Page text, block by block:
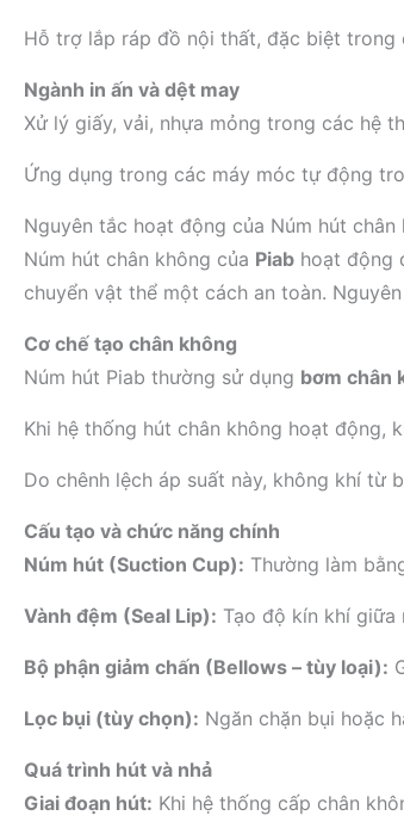
Hỗ trợ lắp ráp đồ nội thất, đặc biệt trong
Ngành in ấn và dệt may
Xử lý giấy, vải, nhựa mỏng trong các hệ
Ứng dụng trong các máy móc tự động
Nguyên tắc hoạt động của Núm hút chân
Núm hút chân không của Piab hoạt động
chuyển vật thể một cách an toàn.
Cơ chế tạo chân không
Núm hút Piab thường sử dụng bơm chân
Khi hệ thống hút chân không hoạt động,
Do chênh lệch áp suất này, không khí từ
Cấu tạo và chức năng chính
Núm hút (Suction Cup): Thường làm
Vành đệm (Seal Lip): Tạo độ kín khí
Bộ phận giảm chấn (Bellows – tùy loại):
Lọc bụi (tùy chọn): Ngăn chặn bụi hoặc
Quá trình hút và nhả
Giai đoạn hút: Khi hệ thống cấp chân